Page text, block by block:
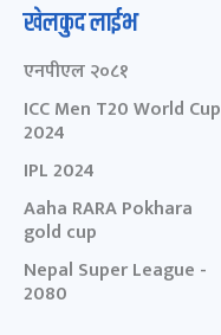
खेलकुद लाईभ
एनपीएल २०८१
ICC Men T20 World Cup
2024
IPL 2024
Aaha RARA Pokhara
gold cup
Nepal Super League -
2080